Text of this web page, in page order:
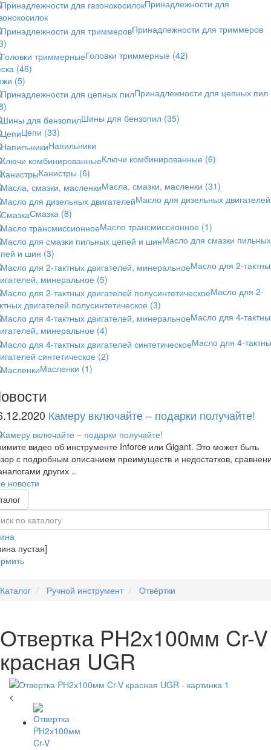
Принадлежности для
Принадлежности для триммеров
Головки триммерные (42)
(46)
(5)
Принадлежности для цепных пил
Шины для бензопил (35)
Цепи (33)
Напильники
Ключи комбинированные (6)
Канистры (6)
Масла, смазки, масленки (31)
Масло для дизельных двигателей
Смазка (8)
Масло трансмиссионное (1)
Масло для смазки пильных
и шин (3)
Масло для 2-
минеральное (5)
Масло для 2-
двигателей полусинтетическое (3)
Масло для 4-
минеральное (4)
Масло для 4-
синтетическое (2)
Масленки (1)
Камеру включайте – подарки получайте!
видео об инструменте Inforce или Gigant. Это может быть
с подробным описанием преимуществ и недостатков,
других ..
новости
пустая]
Каталог Ручной инструмент Отвёртки
Отвертка PH2х100мм Cr-V
красная UGR
<